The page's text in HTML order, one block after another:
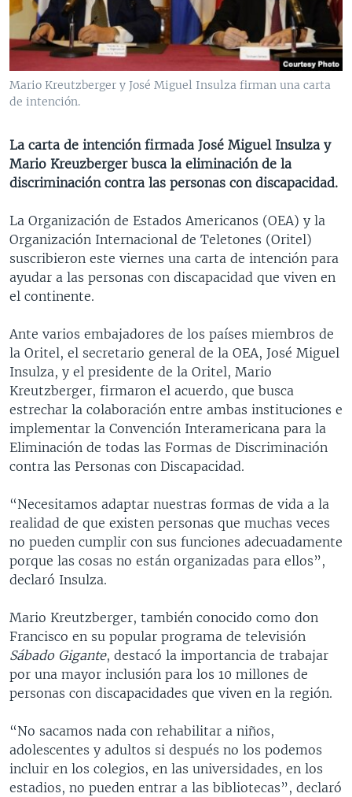
VENEZUELA
BRASIL
NICARAGUA
ECONOMÍA
ENTRETENIMIENTO Y CULTURA
TECNOLOGÍA
DEPORTES
MULTIMEDIA
VIDEOS
FOTOGRAFÍA
AUDIOS
PROGRAMAS TV
EL MUNDO AL DÍA
FORO INTERAMERICANO
LAS CLAVES
PANORAMA
RADIO
AVANCE INFORMATIVO
BUENOS DÍAS AMÉRICA
ESTADOS UNIDOS AL DÍA
EL MUNDO AL DÍA [RADIO]
FORO [RADIO]
NOTA ECONÓMICA
DIRECT
Learning English
Idiomas
Mario Kreutzberger y José Miguel Insulza firman una carta
de intención.
La carta de intención firmada José Miguel Insulza y
Mario Kreuzberger busca la eliminación de la
discriminación contra las personas con discapacidad.
La Organización de Estados Americanos (OEA) y la
Organización Internacional de Teletones (Oritel)
suscribieron este viernes una carta de intención para
ayudar a las personas con discapacidad que viven en
el continente.
Ante varios embajadores de los países miembros de
la Oritel, el secretario general de la OEA, José Miguel
Insulza, y el presidente de la Oritel, Mario
Kreutzberger, firmaron el acuerdo, que busca
estrechar la colaboración entre ambas instituciones e
implementar la Convención Interamericana para la
Eliminación de todas las Formas de Discriminación
contra las Personas con Discapacidad.
“Necesitamos adaptar nuestras formas de vida a la
realidad de que existen personas que muchas veces
no pueden cumplir con sus funciones adecuadamente
porque las cosas no están organizadas para ellos”,
declaró Insulza.
Mario Kreutzberger, también conocido como don
Francisco en su popular programa de televisión
Sábado Gigante, destacó la importancia de trabajar
por una mayor inclusión para los 10 millones de
personas con discapacidades que viven en la región.
“No sacamos nada con rehabilitar a niños,
adolescentes y adultos si después no los podemos
incluir en los colegios, en las universidades, en los
estadios, no pueden entrar a las bibliotecas”, declaró